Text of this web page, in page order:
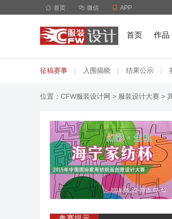
 首页  微信  APP
首页 作品
征稿赛事 | 入围揭晓 | 结果公示 |
位置： CFW服装设计网 > 服装设计大赛 >